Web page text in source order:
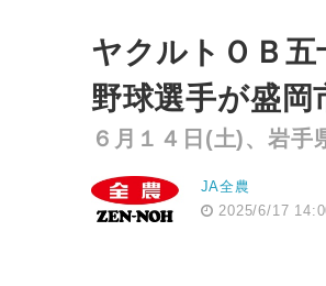
ヤクルトＯＢ五
野球選手が盛岡
６月１４日(土)、岩手
JA全農
2025/6/17